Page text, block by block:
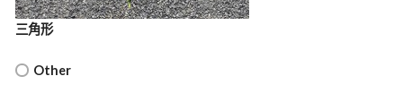
三角形
Other